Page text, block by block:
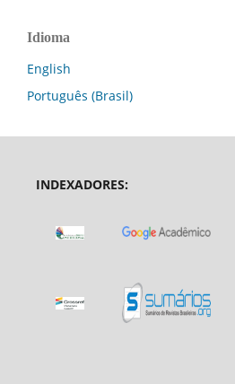
Idioma
English
Português (Brasil)
INDEXADORES: